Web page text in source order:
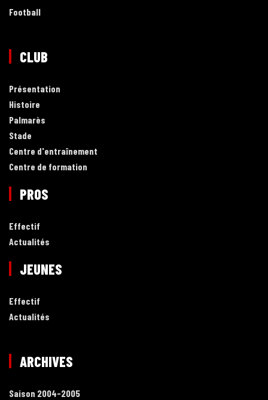
Football
CLUB
Présentation
Histoire
Palmarès
Stade
Centre d'entraînement
Centre de formation
PROS
Effectif
Actualités
JEUNES
Effectif
Actualités
ARCHIVES
Saison 2004-2005